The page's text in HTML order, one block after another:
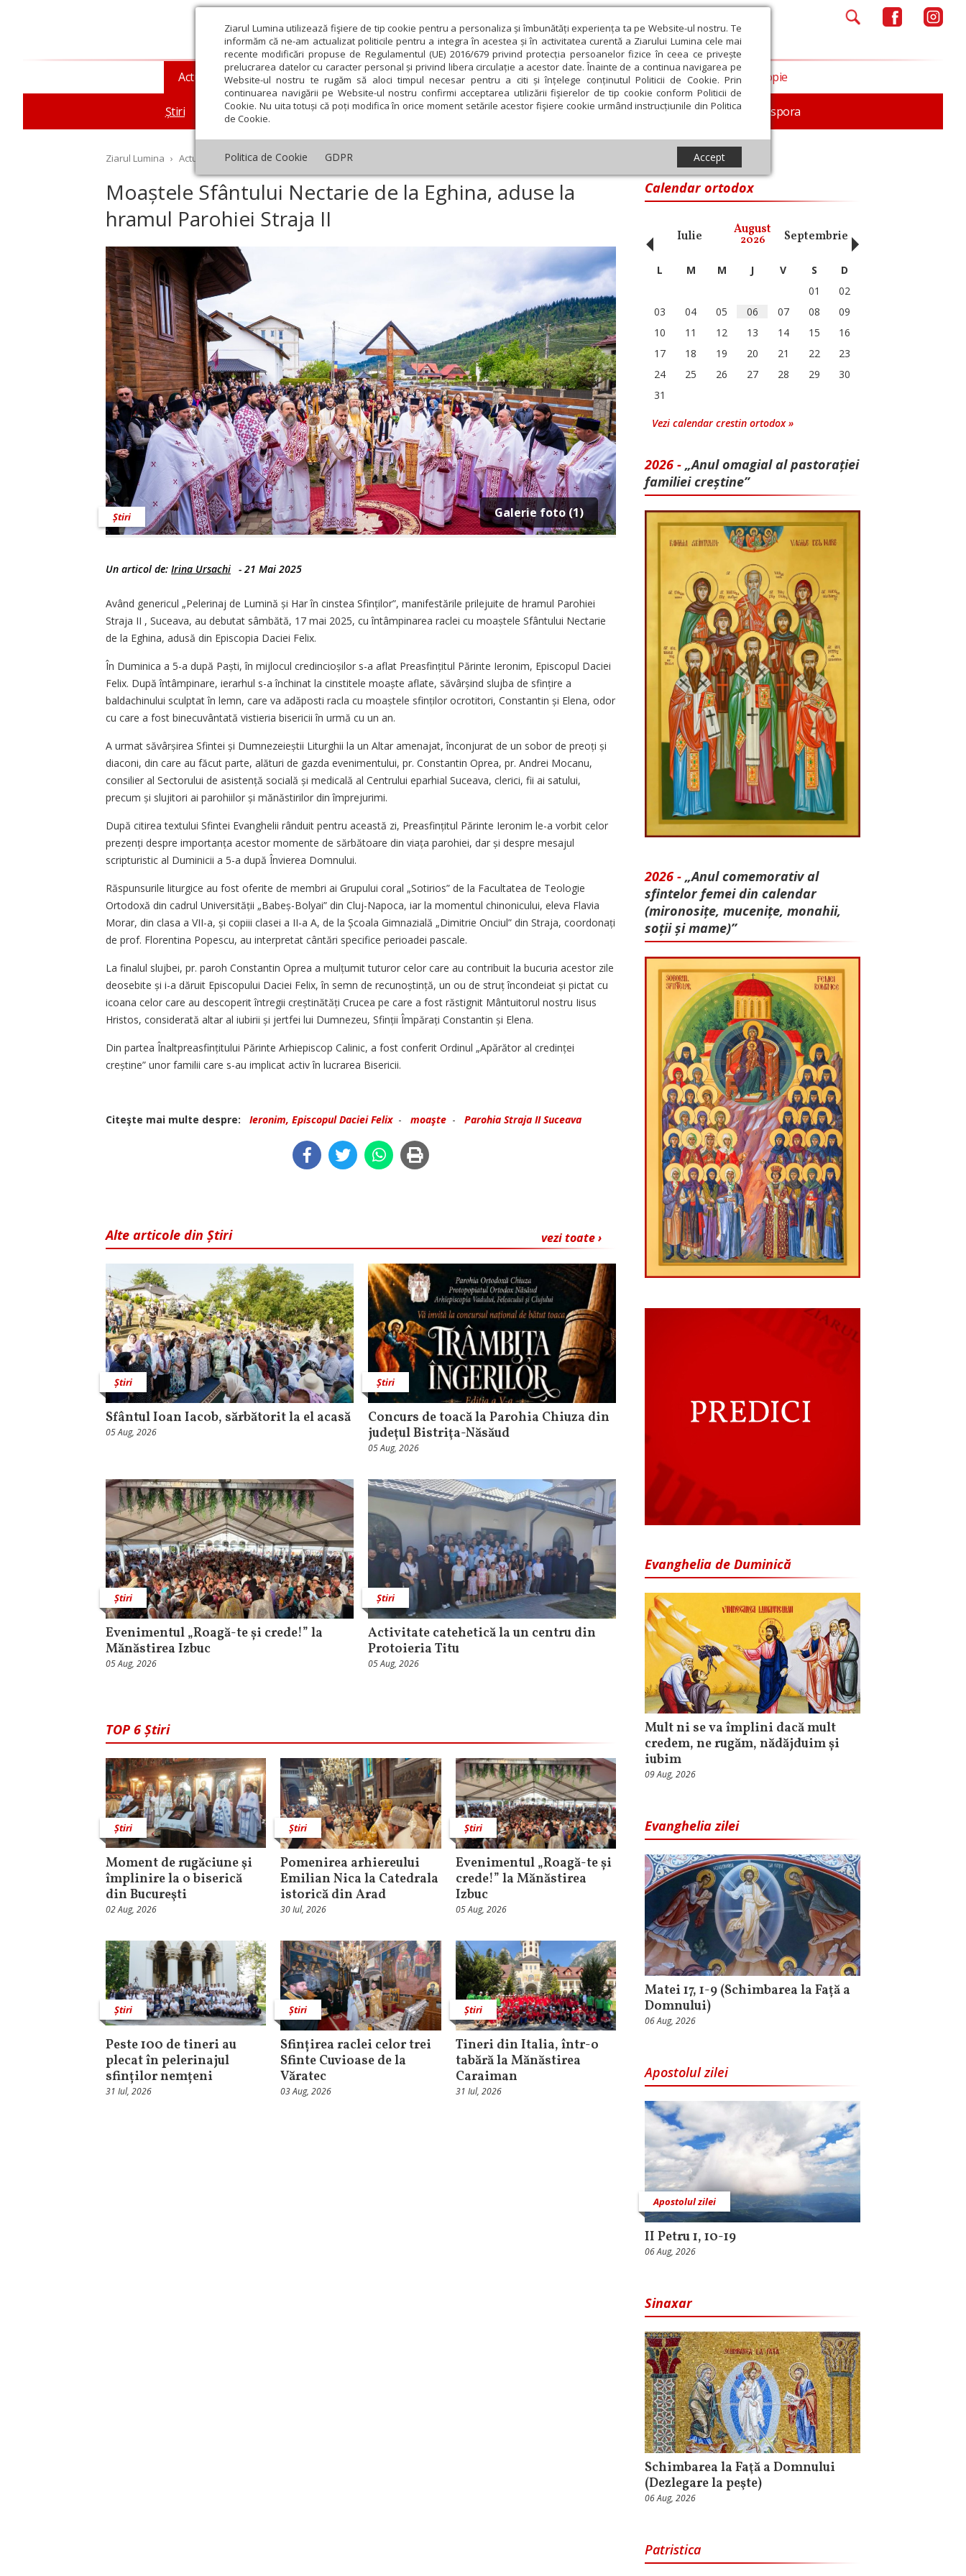
Ziarul Lumina utilizează fişiere de tip cookie pentru a personaliza și îmbunătăți experiența ta pe Website-ul nostru. Te
informăm că ne-am actualizat politicile pentru a integra în acestea și în activitatea curentă a Ziarului Lumina cele mai
recente modificări propuse de Regulamentul (UE) 2016/679 privind protecția persoanelor fizice în ceea ce privește
prelucrarea datelor cu caracter personal și privind libera circulație a acestor date. Înainte de a continua navigarea pe
Website-ul nostru te rugăm să aloci timpul necesar pentru a citi și înțelege conținutul Politicii de Cookie. Prin
continuarea navigării pe Website-ul nostru confirmi acceptarea utilizării fişierelor de tip cookie conform Politicii de
Cookie. Nu uita totuși că poți modifica în orice moment setările acestor fişiere cookie urmând instrucțiunile din Politica
de Cookie.
Politica de Cookie GDPR Accept
Actualitate religioasă
Știri Mesaje și cuvântări An omagial Comunicate de presă Documentar In memoriam Diaspora
Teologie și spiritualitate Educaţie și Cultură Societate Opinii Filantropie
Ziarul Lumina › Actualitate religioasă › Știri › Moaștele Sfântului Nectarie de la Eghina, aduse la hramul Parohiei Straja II
Moaștele Sfântului Nectarie de la Eghina, aduse la
hramul Parohiei Straja II
Galerie foto (1)
Știri
Un articol de: Irina Ursachi - 21 Mai 2025
Având genericul „Pelerinaj de Lumină și Har în cinstea Sfinților”, manifestările prilejuite de hramul Parohiei
Straja II , Suceava, au debutat sâmbătă, 17 mai 2025, cu întâmpinarea raclei cu moaștele Sfântului Nectarie
de la Eghina, adusă din Episcopia Daciei Felix.
În Duminica a 5-a după Paști, în mijlocul credincioșilor s-a aflat Preasfințitul Părinte Ieronim, Episcopul Daciei
Felix. După întâmpinare, ierarhul s-a închinat la cinstitele moaște aflate, săvârșind slujba de sfințire a
baldachinului sculptat în lemn, care va adăposti racla cu moaștele sfinților ocrotitori, Constantin și Elena, odor
cu care a fost binecuvântată vistieria bisericii în urmă cu un an.
A urmat săvârșirea Sfintei și Dumnezeieștii Liturghii la un Altar amenajat, înconjurat de un sobor de preoți și
diaconi, din care au făcut parte, alături de gazda evenimentului, pr. Constantin Oprea, pr. Andrei Mocanu,
consilier al Sectorului de asistență socială și medicală al Centrului eparhial Suceava, clerici, fii ai satului,
precum și slujitori ai parohiilor și mănăstirilor din împrejurimi.
După citirea textului Sfintei Evanghelii rânduit pentru această zi, Preasfințitul Părinte Ieronim le-a vorbit celor
prezenți despre im­portanța acestor momente de sărbătoare din viața parohiei, dar și despre mesajul
scripturistic al Duminicii a 5-a după Învierea Domnului.
Răspunsurile liturgice au fost oferite de membri ai Grupului coral „Sotirios” de la Facultatea de Teologie
Ortodoxă din cadrul Universității „Babeș-Bolyai” din Cluj-Napoca, iar la momentul chinonicului, eleva Flavia
Morar, din clasa a VII-a, și copiii clasei a II-a A, de la Școala Gimnazială „Dimitrie Onciul” din Straja, coordonați
de prof. Florentina Popescu, au interpretat cântări specifice perioadei pascale.
La finalul slujbei, pr. paroh Constantin Oprea a mulțumit tuturor celor care au contribuit la bucuria acestor zile
deosebite și i-a dăruit Episcopului Daciei Felix, în semn de recunoștință, un ou de struț încondeiat și pictat cu
icoana celor care au descoperit întregii creștinătăți Crucea pe care a fost răstignit Mântuitorul nostru Iisus
Hristos, considerată altar al iubirii și jertfei lui Dumnezeu, Sfinții Împărați Constantin și Elena.
Din partea Înaltpreasfințitului Părinte Arhi­episcop Calinic, a fost conferit Ordinul „Apărător al credinței
creștine” unor familii care s-au implicat activ în lucrarea Bisericii.
Citeşte mai multe despre: Ieronim, Episcopul Daciei Felix- moaşte - Parohia Straja II Suceava
vezi toate ›
Alte articole din Știri
Știri
Sfântul Ioan Iacob, sărbătorit la el acasă
05 Aug, 2026
Știri
​Concurs de toacă la Parohia Chiuza din
judeţul Bistriţa-Năsăud
05 Aug, 2026
Știri
Evenimentul „Roagă-te și crede!” la
Mănăstirea Izbuc
05 Aug, 2026
Știri
Activitate catehetică la un centru din
Protoieria Titu
05 Aug, 2026
TOP 6 Știri
Știri
Moment de rugăciune şi
împlinire la o biserică
din Bucureşti
02 Aug, 2026
Știri
Pomenirea arhiereului
Emilian Nica la Catedrala
istorică din Arad
30 Iul, 2026
Știri
Evenimentul „Roagă-te și
crede!” la Mănăstirea
Izbuc
05 Aug, 2026
Știri
Peste 100 de tineri au
plecat în pelerinajul
sfinților nemțeni
31 Iul, 2026
Știri
Sfințirea raclei celor trei
Sfinte Cuvioase de la
Văratec
03 Aug, 2026
Știri
Tineri din Italia, într-o
tabără la Mănăstirea
Caraiman
31 Iul, 2026
Calendar ortodox
Ianuarie Iulie August
2026 Septembrie Octombrie
‹ L M M J V S
D
01
02
03
04 05 06 07 08
09
10
11 12 13 14 15
16
17
18 19 20 21 22
23
24
25 26 27 28 29
30
31
Vezi calendar crestin ortodox »
2026 - „Anul omagial al pastorației
familiei creștine”
2026 - „Anul comemorativ al
sfintelor femei din calendar
(mironosițe, mu­cenițe, monahii,
soții și mame)”
Evanghelia de Duminică
Mult ni se va împlini dacă mult
credem, ne rugăm, nădăjduim și
iubim
09 Aug, 2026
Evanghelia zilei
Matei 17, 1-9 (Schimbarea la Față a
Domnului)
06 Aug, 2026
Apostolul zilei
Apostolul zilei
II Petru 1, 10-19
06 Aug, 2026
Sinaxar
Schimbarea la Faţă a Domnului
(Dezlegare la peşte)
06 Aug, 2026
Patristica